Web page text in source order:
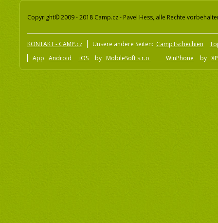
Copyright© 2009 - 2018 Camp.cz - Pavel Hess, alle Rechte
KONTAKT - CAMP.cz Unsere andere Seiten: CampTschechien
App: Android iOS by MobileSoft s.r.o WinPhone by